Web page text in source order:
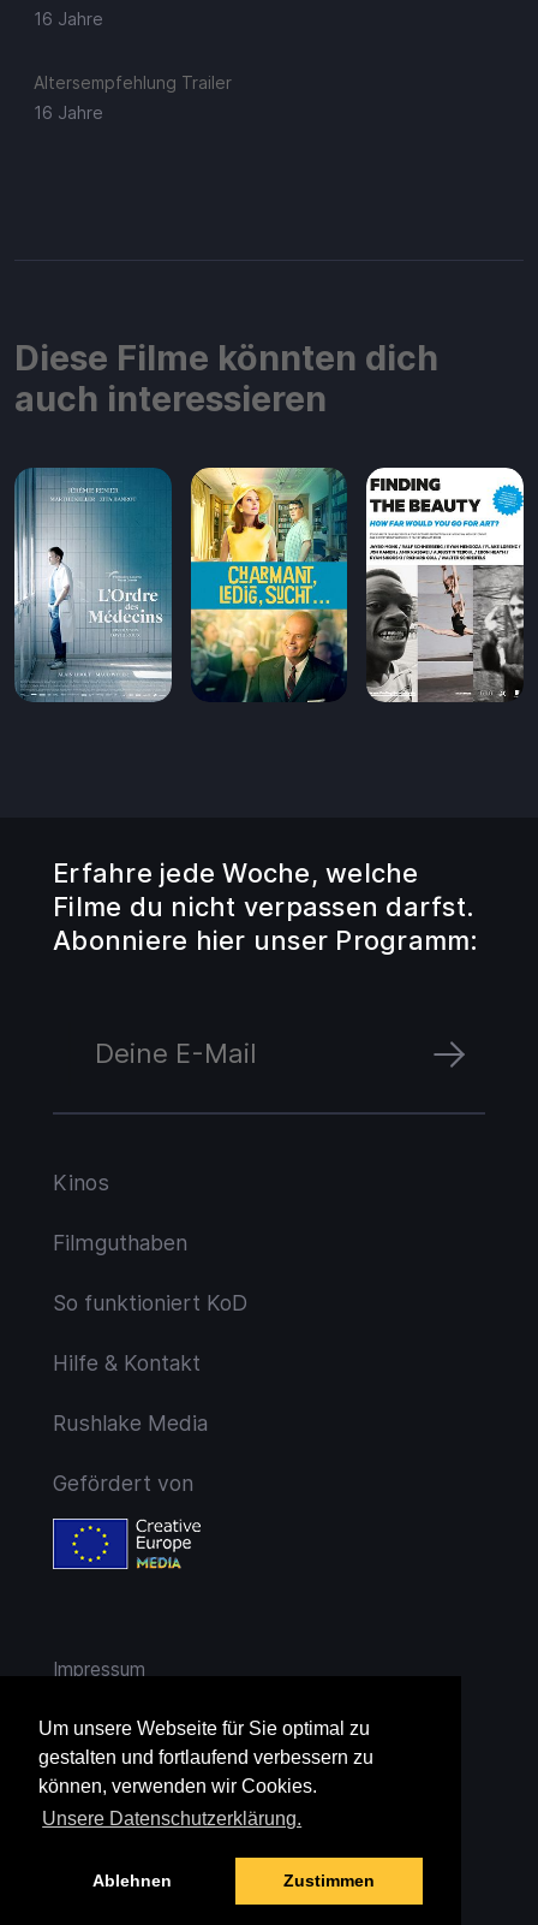
Um unsere Webseite für Sie optimal zu
gestalten und fortlaufend verbessern zu
können, verwenden wir Cookies.
Unsere Datenschutzerklärung.
Ablehnen Zustimmen
16 Jahre
Altersempfehlung Trailer
16 Jahre
Diese Filme könnten dich
auch interessieren
Erfahre jede Woche, welche
Filme du nicht verpassen darfst.
Abonniere hier unser Programm:
Kinos
Filmguthaben
So funktioniert KoD
Hilfe & Kontakt
Rushlake Media
Gefördert von
Impressum
AGB
Widerruf